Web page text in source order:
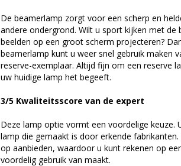
De beamerlamp zorgt voor een scherp en
andere ondergrond. Wilt u sport kijken met
beelden op een groot scherm projecteren?
beamerlamp kunt u weer snel gebruik maken
reserve-exemplaar. Altijd fijn om een reserve
uw huidige lamp het begeeft.
3/5 Kwaliteitsscore van de expert
Deze lamp optie vormt een voordelige keuze.
lamp die gemaakt is door erkende
op aanbieden, waardoor u kunt rekenen op
voordelig gebruik van maakt.